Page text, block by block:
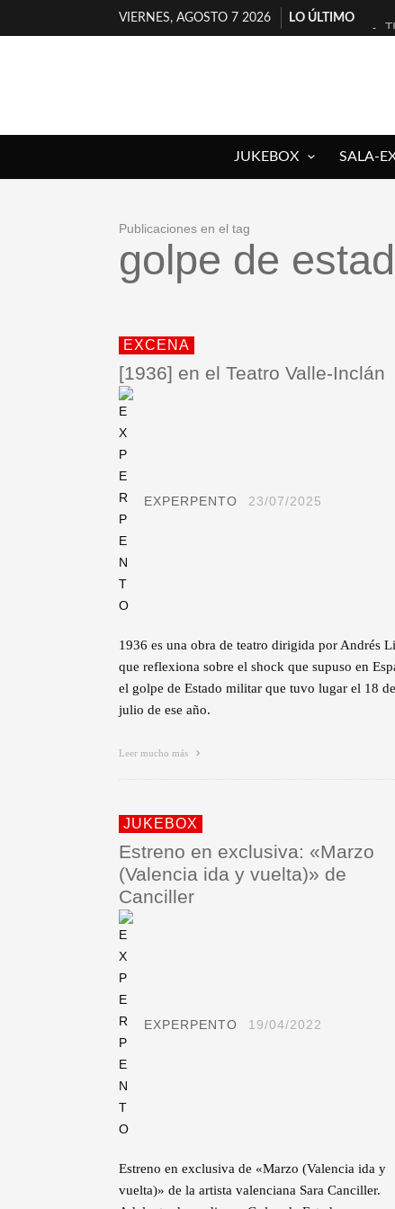
VIERNES, AGOSTO 7 2026
LO ÚLTIMO
JUKEBOX SALA-
Publicaciones en el tag
golpe de
EXCENA
[1936] en el Teatro Valle-Inclán
EXPERPENTO 23/07/2025
1936 es una obra de teatro dirigida por Andrés
que reflexiona sobre el shock que supuso en
el golpe de Estado militar que tuvo lugar el 18 de
julio de ese año.
Leer mucho más
JUKEBOX
Estreno en exclusiva: «Marzo
(Valencia ida y vuelta)» de
Canciller
EXPERPENTO 19/04/2022
Estreno en exclusiva de «Marzo (Valencia ida y
vuelta)» de la artista valenciana Sara Canciller.